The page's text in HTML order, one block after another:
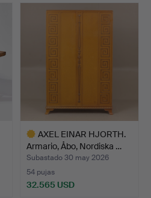
seleccionado
AXEL EINAR HJORTH.
Armario, Åbo, Nordiska …
Subastado 30 may 2026
54 pujas
32.565 USD